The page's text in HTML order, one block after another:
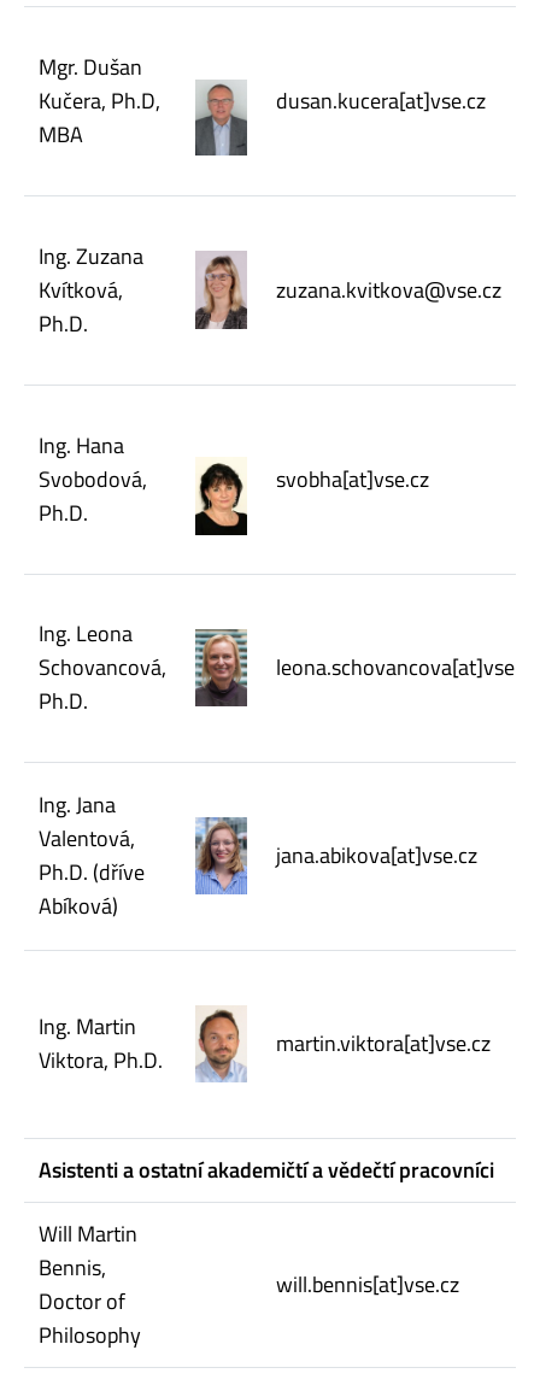
Mgr. Dušan
Kučera, Ph.D,
MBA
dusan.kucera[at]vse.cz
Ing. Zuzana
Kvítková,
Ph.D.
zuzana.kvitkova@vse.cz
Ing. Hana
Svobodová,
Ph.D.
svobha[at]vse.cz
Ing. Leona
Schovancová,
Ph.D.
leona.schovancova[at]vse.cz
Ing. Jana
Valentová,
Ph.D. (dříve
Abíková)
jana.abikova[at]vse.cz
Ing. Martin
Viktora, Ph.D.
martin.viktora[at]vse.cz
Asistenti a ostatní akademičtí a vědečtí pracovníci
Will Martin
Bennis,
Doctor of
Philosophy
will.bennis[at]vse.cz